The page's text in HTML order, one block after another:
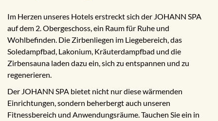
Im Herzen unseres Hotels erstreckt sich der JOHANN SPA
auf dem 2. Obergeschoss, ein Raum für Ruhe und
Wohlbefinden. Die Zirbenliegen im Liegebereich, das
Soledampfbad, Lakonium, Kräuterdampfbad und die
Zirbensauna laden dazu ein, sich zu entspannen und zu
regenerieren.
Der JOHANN SPA bietet nicht nur diese wärmenden
Einrichtungen, sondern beherbergt auch unseren
Fitnessbereich und Anwendungsräume. Tauchen Sie ein in